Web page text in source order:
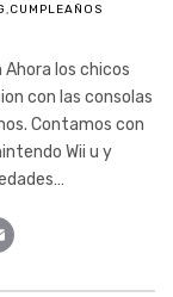
,CUMPLEAÑOS
los chicos
con las consolas
Contamos con
Wii u y